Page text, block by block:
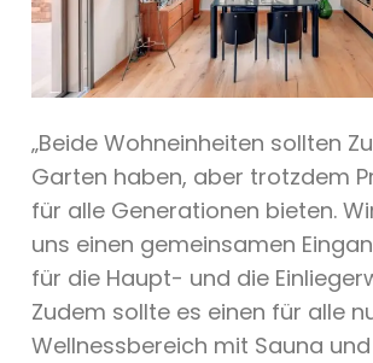
„Beide Wohneinheiten sollten
Garten haben, aber trotzdem
für alle Generationen bieten.
uns einen gemeinsamen
für die Haupt- und die
Zudem sollte es einen für alle
Wellnessbereich mit Sauna